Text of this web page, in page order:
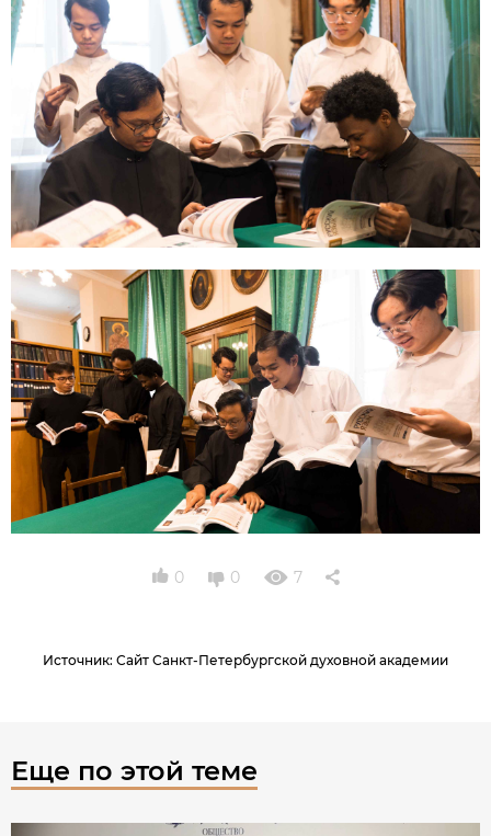
0 0 7
Источник: Сайт Санкт-Петербургской духовной академии
Еще по этой теме